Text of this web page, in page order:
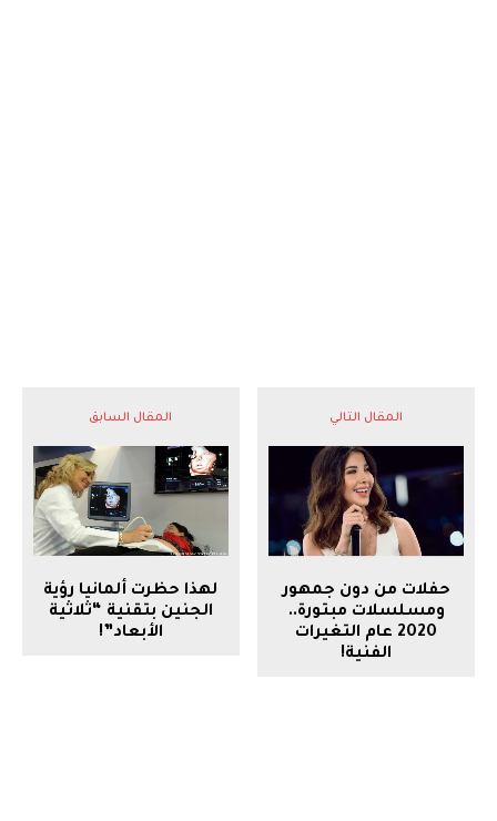
المقال السابق
لهذا حظرت ألمانيا رؤية
الجنين بتقنية “ثلاثية
الأبعاد”!
المقال التالي
حفلات من دون جمهور
ومسلسلات مبتورة..
2020 عام التغيرات
الفنية!